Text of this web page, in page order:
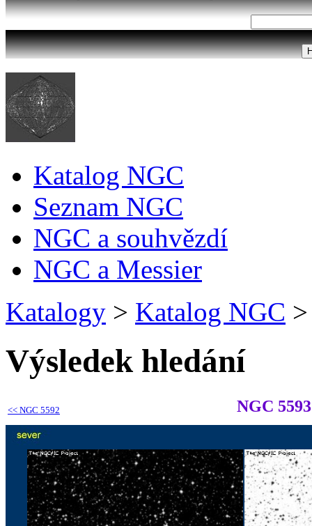
Katalog NGC
Seznam NGC
NGC a souhvězdí
NGC a Messier
Katalogy > Katalog NGC >
Výsledek hledání
<< NGC 5592 NGC 5593